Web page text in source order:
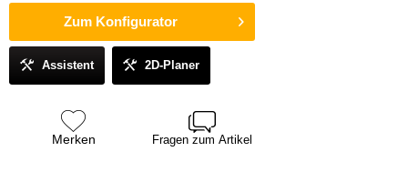
Zum Konfigurator
Assistent 2D-Planer
Merken Fragen zum Artikel